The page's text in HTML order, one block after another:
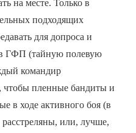
на месте. Только в
подходящих
для допроса и
в ГФП (тайную полевую
командир
чтобы пленные бандиты и
в ходе активного боя (в
или, лучше,